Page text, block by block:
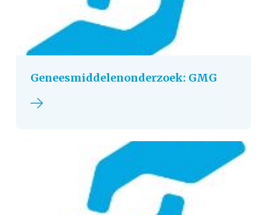
Geneesmiddelenonderzoek: GMG
Lees verder